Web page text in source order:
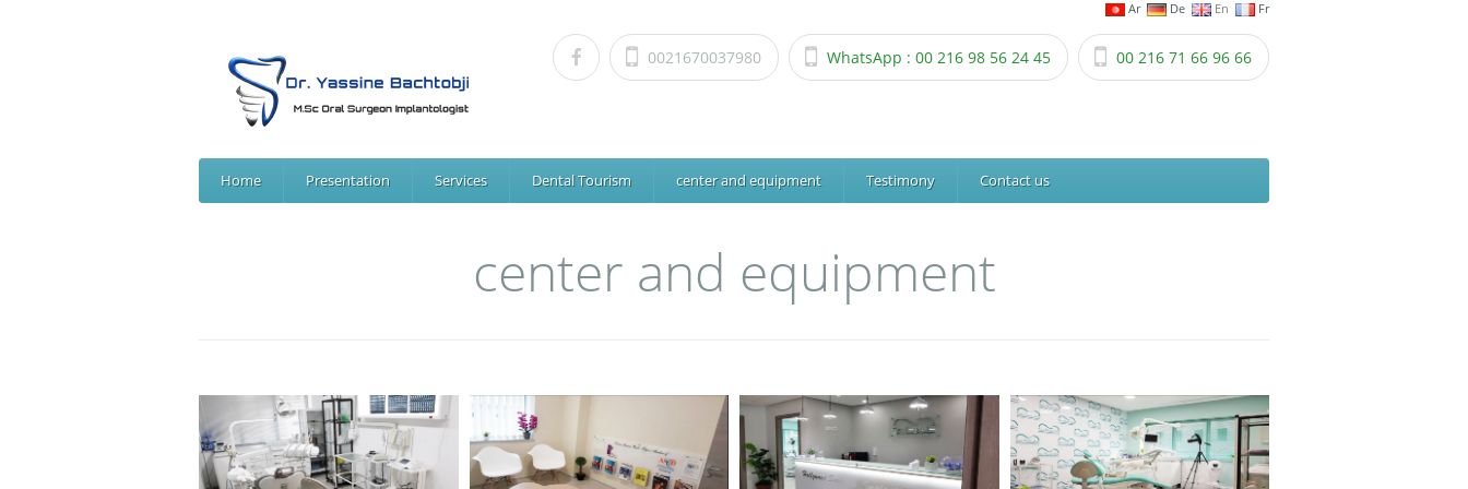
Ar De En Fr
0021670037980 WhatsApp : 00 216 98 56 24 45 00 216 71 66 96 66
Home Presentation Services Dental Tourism center and equipment Testimony Contact us
center and equipment